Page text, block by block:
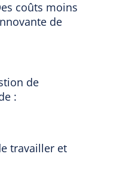
coûts moins
de
de
:
travailler et